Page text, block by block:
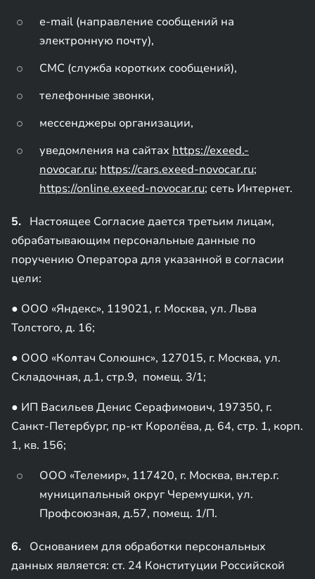
e-mail (направление сообщений на
электронную почту),
СМС (служба коротких сообщений),
телефонные звонки,
мессенджеры организации,
уведомления на сайтах https://exeed.-
novocar.ru; https://cars.exeed-novocar.ru;
https://online.exeed-novocar.ru; сеть Интернет.
5. Настоящее Согласие дается третьим лицам,
обрабатывающим персональные данные по
поручению Оператора для указанной в согласии
цели:
● ООО «Яндекс», 119021, г. Москва, ул. Льва
Толстого, д. 16;
● ООО «Колтач Солюшнс», 127015, г. Москва, ул.
Складочная, д.1, стр.9, помещ. 3/1;
● ИП Васильев Денис Серафимович, 197350, г.
Санкт-Петербург, пр-кт Королёва, д. 64, стр. 1, корп.
1, кв. 156;
ООО «Телемир», 117420, г. Москва, вн.тер.г.
муниципальный округ Черемушки, ул.
Профсоюзная, д.57, помещ. 1/П.
6. Основанием для обработки персональных
данных является: ст. 24 Конституции Российской